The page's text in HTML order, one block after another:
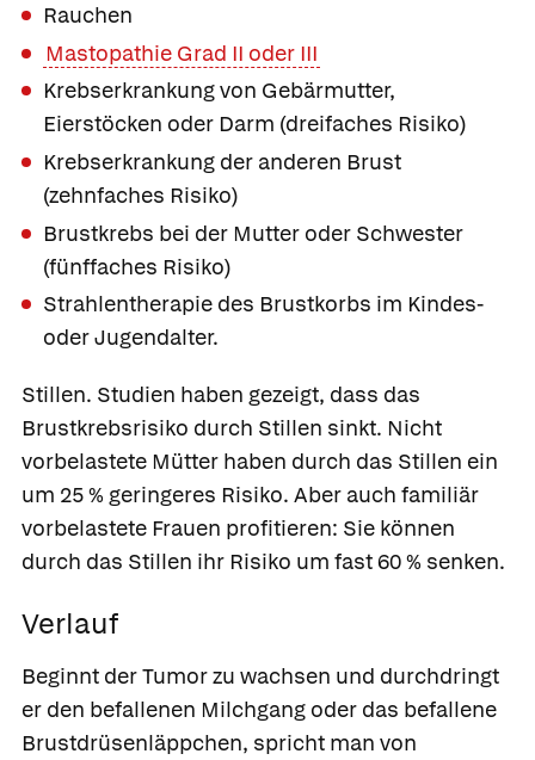
Rauchen
Mastopathie Grad II oder III
Krebserkrankung von Gebärmutter,
Eierstöcken oder Darm (dreifaches Risiko)
Krebserkrankung der anderen Brust
(zehnfaches Risiko)
Brustkrebs bei der Mutter oder Schwester
(fünffaches Risiko)
Strahlentherapie des Brustkorbs im Kindes-
oder Jugendalter.
Stillen. Studien haben gezeigt, dass das
Brustkrebsrisiko durch Stillen sinkt. Nicht
vorbelastete Mütter haben durch das Stillen ein
um 25 % geringeres Risiko. Aber auch familiär
vorbelastete Frauen profitieren: Sie können
durch das Stillen ihr Risiko um fast 60 % senken.
Verlauf
Beginnt der Tumor zu wachsen und durchdringt
er den befallenen Milchgang oder das befallene
Brustdrüsenläppchen, spricht man von